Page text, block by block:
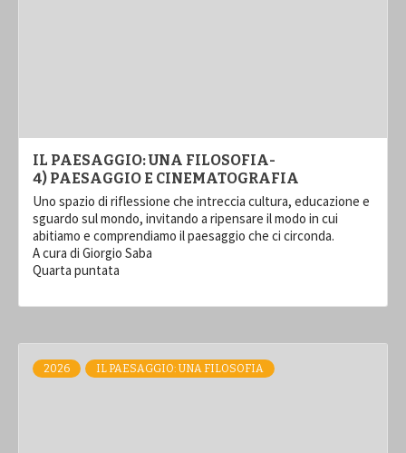
IL PAESAGGIO: UNA FILOSOFIA-
4) PAESAGGIO E CINEMATOGRAFIA
Uno spazio di riflessione che intreccia cultura, educazione e
sguardo sul mondo, invitando a ripensare il modo in cui
abitiamo e comprendiamo il paesaggio che ci circonda.
A cura di Giorgio Saba
Quarta puntata
2026 IL PAESAGGIO: UNA FILOSOFIA